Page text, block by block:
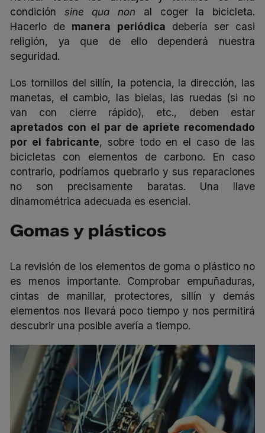
condición sine qua non al coger la bicicleta.
Hacerlo de manera periódica debería ser casi
religión, ya que de ello dependerá nuestra
seguridad.
Los tornillos del sillín, la potencia, la dirección, las
manetas, el cambio, las bielas, las ruedas (si no
van con cierre rápido), etc., deben estar
apretados con el par de apriete recomendado
por el fabricante, sobre todo en el caso de las
bicicletas con elementos de carbono. En caso
contrario, podríamos quebrarlo y sus reparaciones
no son precisamente baratas. Una llave
dinamométrica adecuada es esencial.
Gomas y plásticos
La revisión de los elementos de goma o plástico no
es menos importante. Comprobar empuñaduras,
cintas de manillar, protectores, sillín y demás
elementos nos llevará poco tiempo y nos permitirá
descubrir una posible avería a tiempo.